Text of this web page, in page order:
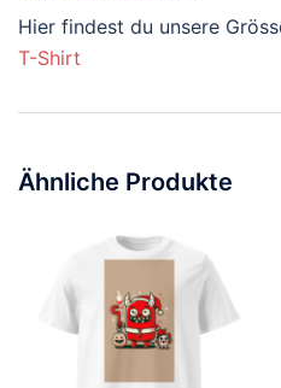
Hier findest du unsere
T-Shirt
Ähnliche Produkte